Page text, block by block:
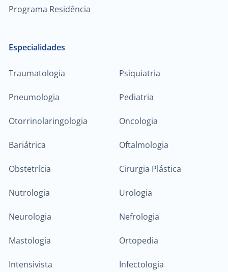
Programa Residência
Especialidades
Traumatologia Psiquiatria
Pneumologia Pediatria
Otorrinolaringologia Oncologia
Bariátrica Oftalmologia
Obstetrícia Cirurgia Plástica
Nutrologia Urologia
Neurologia Nefrologia
Mastologia Ortopedia
Intensivista Infectologia